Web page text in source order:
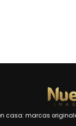
casa: marcas